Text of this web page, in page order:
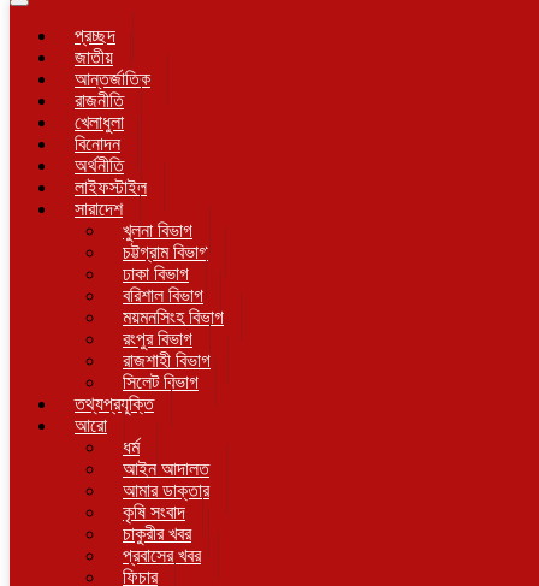
Toggle
navigationপ্রচ্ছদ
জাতীয়
আন্তর্জাতিক
রাজনীতি
খেলাধুলা
বিনোদন
অর্থনীতি
লাইফস্টাইল
সারাদেশ
খুলনা বিভাগ
চট্টগ্রাম বিভাগ
ঢাকা বিভাগ
বরিশাল বিভাগ
ময়মনসিংহ বিভাগ
রংপুর বিভাগ
রাজশাহী বিভাগ
সিলেট বিভাগ
তথ্যপ্রযুক্তি
আরো
ধর্ম
আইন আদালত
আমার ডাক্তার
কৃষি সংবাদ
চাকুরীর খবর
প্রবাসের খবর
ফিচার